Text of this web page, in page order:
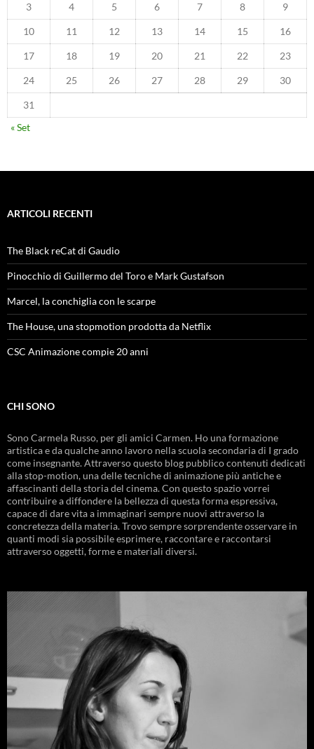
3 4 5 6 7 8 9
10 11 12 13 14 15 16
17 18 19 20 21 22 23
24 25 26 27 28 29 30
31
« Set
ARTICOLI RECENTI
The Black reCat di Gaudio
Pinocchio di Guillermo del Toro e Mark Gustafson
Marcel, la conchiglia con le scarpe
The House, una stopmotion prodotta da Netflix
CSC Animazione compie 20 anni
CHI SONO
Sono Carmela Russo, per gli amici Carmen. Ho una formazione
artistica e da qualche anno lavoro nella scuola secondaria di I grado
come insegnante. Attraverso questo blog pubblico contenuti dedicati
alla stop-motion, una delle tecniche di animazione più antiche e
affascinanti della storia del cinema. Con questo spazio vorrei
contribuire a diffondere la bellezza di questa forma espressiva,
capace di dare vita a immaginari sempre nuovi attraverso la
concretezza della materia. Trovo sempre sorprendente osservare in
quanti modi sia possibile esprimere, raccontare e raccontarsi
attraverso oggetti, forme e materiali diversi.